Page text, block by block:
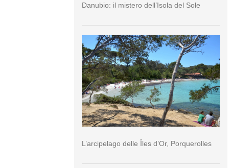
Danubio: il mistero dell’Isola del Sole
L’arcipelago delle Îles d’Or, Porquerolles